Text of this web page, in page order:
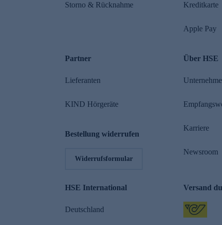
Storno & Rücknahme Kreditkarte
Apple Pay
Partner
Lieferanten
KIND Hörgeräte
Bestellung widerrufen
Widerrufsformular
Über HSE
Karriere
Newsroom
HSE International
Deutschland
Versand